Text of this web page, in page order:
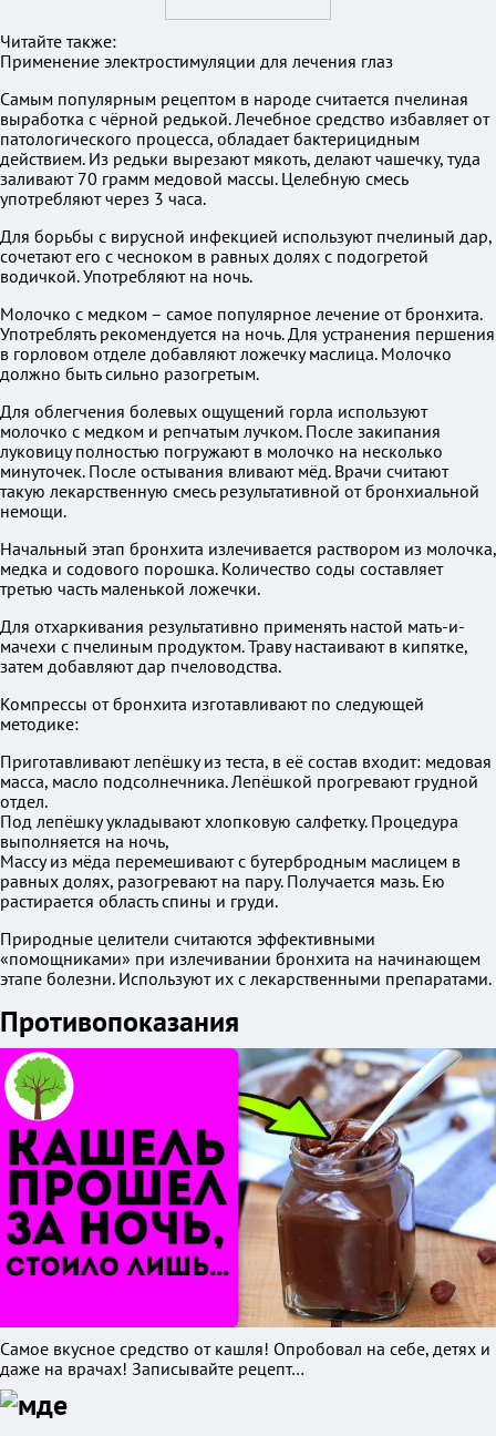
Читайте также:
Применение электростимуляции для лечения глаз
Самым популярным рецептом в народе считается пчелиная
выработка с чёрной редькой. Лечебное средство избавляет от
патологического процесса, обладает бактерицидным
действием. Из редьки вырезают мякоть, делают чашечку, туда
заливают 70 грамм медовой массы. Целебную смесь
употребляют через 3 часа.
Для борьбы с вирусной инфекцией используют пчелиный дар,
сочетают его с чесноком в равных долях с подогретой
водичкой. Употребляют на ночь.
Молочко с медком – самое популярное лечение от бронхита.
Употреблять рекомендуется на ночь. Для устранения першения
в горловом отделе добавляют ложечку маслица. Молочко
должно быть сильно разогретым.
Для облегчения болевых ощущений горла используют
молочко с медком и репчатым лучком. После закипания
луковицу полностью погружают в молочко на несколько
минуточек. После остывания вливают мёд. Врачи считают
такую лекарственную смесь результативной от бронхиальной
немощи.
Начальный этап бронхита излечивается раствором из молочка,
медка и содового порошка. Количество соды составляет
третью часть маленькой ложечки.
Для отхаркивания результативно применять настой мать-и-
мачехи с пчелиным продуктом. Траву настаивают в кипятке,
затем добавляют дар пчеловодства.
Компрессы от бронхита изготавливают по следующей
методике:
Приготавливают лепёшку из теста, в её состав входит: медовая
масса, масло подсолнечника. Лепёшкой прогревают грудной
отдел.
Под лепёшку укладывают хлопковую салфетку. Процедура
выполняется на ночь,
Массу из мёда перемешивают с бутербродным маслицем в
равных долях, разогревают на пару. Получается мазь. Ею
растирается область спины и груди.
Природные целители считаются эффективными
«помощниками» при излечивании бронхита на начинающем
этапе болезни. Используют их с лекарственными препаратами.
Противопоказания
Самое вкусное средство от кашля! Опробовал на себе, детях и
даже на врачах! Записывайте рецепт…